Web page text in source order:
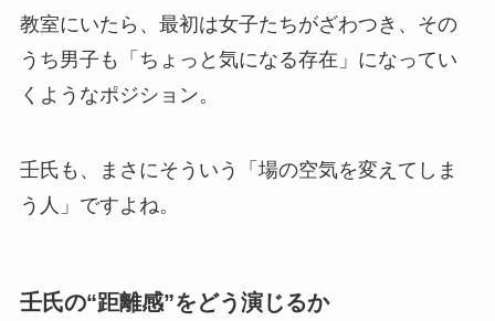
教室にいたら、最初は女子たちがざわつき、その
うち男子も「ちょっと気になる存在」になってい
くようなポジション。
壬氏も、まさにそういう「場の空気を変えてしま
う人」ですよね。
壬氏の“距離感”をどう演じるか